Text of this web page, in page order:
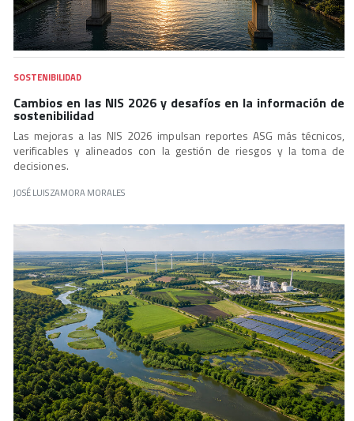
SOSTENIBILIDAD
Cambios en las NIS 2026 y desafíos en la información de
sostenibilidad
Las mejoras a las NIS 2026 impulsan reportes ASG más técnicos,
verificables y alineados con la gestión de riesgos y la toma de
decisiones.
JOSÉ LUIS ZAMORA MORALES